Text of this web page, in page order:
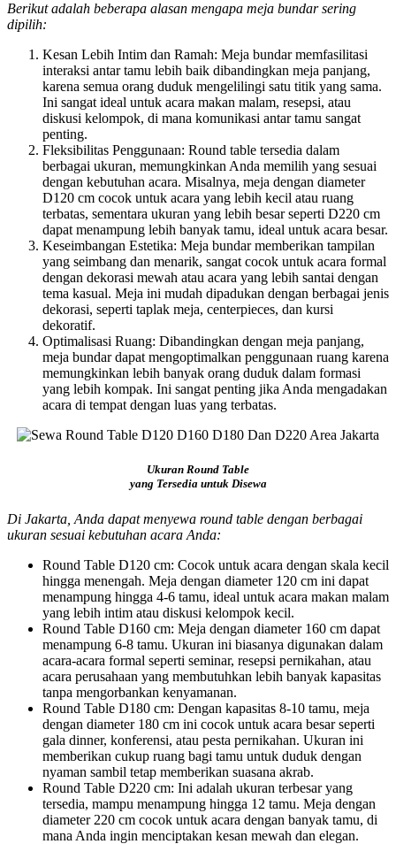
Berikut adalah beberapa alasan mengapa meja bundar sering
dipilih:
Kesan Lebih Intim dan Ramah: Meja bundar memfasilitasi
interaksi antar tamu lebih baik dibandingkan meja panjang,
karena semua orang duduk mengelilingi satu titik yang sama.
Ini sangat ideal untuk acara makan malam, resepsi, atau
diskusi kelompok, di mana komunikasi antar tamu sangat
penting.
Fleksibilitas Penggunaan: Round table tersedia dalam
berbagai ukuran, memungkinkan Anda memilih yang sesuai
dengan kebutuhan acara. Misalnya, meja dengan diameter
D120 cm cocok untuk acara yang lebih kecil atau ruang
terbatas, sementara ukuran yang lebih besar seperti D220 cm
dapat menampung lebih banyak tamu, ideal untuk acara besar.
Keseimbangan Estetika: Meja bundar memberikan tampilan
yang seimbang dan menarik, sangat cocok untuk acara formal
dengan dekorasi mewah atau acara yang lebih santai dengan
tema kasual. Meja ini mudah dipadukan dengan berbagai jenis
dekorasi, seperti taplak meja, centerpieces, dan kursi
dekoratif.
Optimalisasi Ruang: Dibandingkan dengan meja panjang,
meja bundar dapat mengoptimalkan penggunaan ruang karena
memungkinkan lebih banyak orang duduk dalam formasi
yang lebih kompak. Ini sangat penting jika Anda mengadakan
acara di tempat dengan luas yang terbatas.
Ukuran Round Table
yang Tersedia untuk Disewa
Di Jakarta, Anda dapat menyewa round table dengan berbagai
ukuran sesuai kebutuhan acara Anda:
Round Table D120 cm: Cocok untuk acara dengan skala kecil
hingga menengah. Meja dengan diameter 120 cm ini dapat
menampung hingga 4-6 tamu, ideal untuk acara makan malam
yang lebih intim atau diskusi kelompok kecil.
Round Table D160 cm: Meja dengan diameter 160 cm dapat
menampung 6-8 tamu. Ukuran ini biasanya digunakan dalam
acara-acara formal seperti seminar, resepsi pernikahan, atau
acara perusahaan yang membutuhkan lebih banyak kapasitas
tanpa mengorbankan kenyamanan.
Round Table D180 cm: Dengan kapasitas 8-10 tamu, meja
dengan diameter 180 cm ini cocok untuk acara besar seperti
gala dinner, konferensi, atau pesta pernikahan. Ukuran ini
memberikan cukup ruang bagi tamu untuk duduk dengan
nyaman sambil tetap memberikan suasana akrab.
Round Table D220 cm: Ini adalah ukuran terbesar yang
tersedia, mampu menampung hingga 12 tamu. Meja dengan
diameter 220 cm cocok untuk acara dengan banyak tamu, di
mana Anda ingin menciptakan kesan mewah dan elegan.